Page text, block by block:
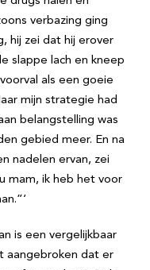
verbazing ging
hij zei dat hij erover
slappe lach en kneep
als een goeie
mijn strategie had
belangstelling was
gebied meer. En na
nadelen ervan, zei
mam, ik heb het voor
is een vergelijkbaar
aangebroken dat er